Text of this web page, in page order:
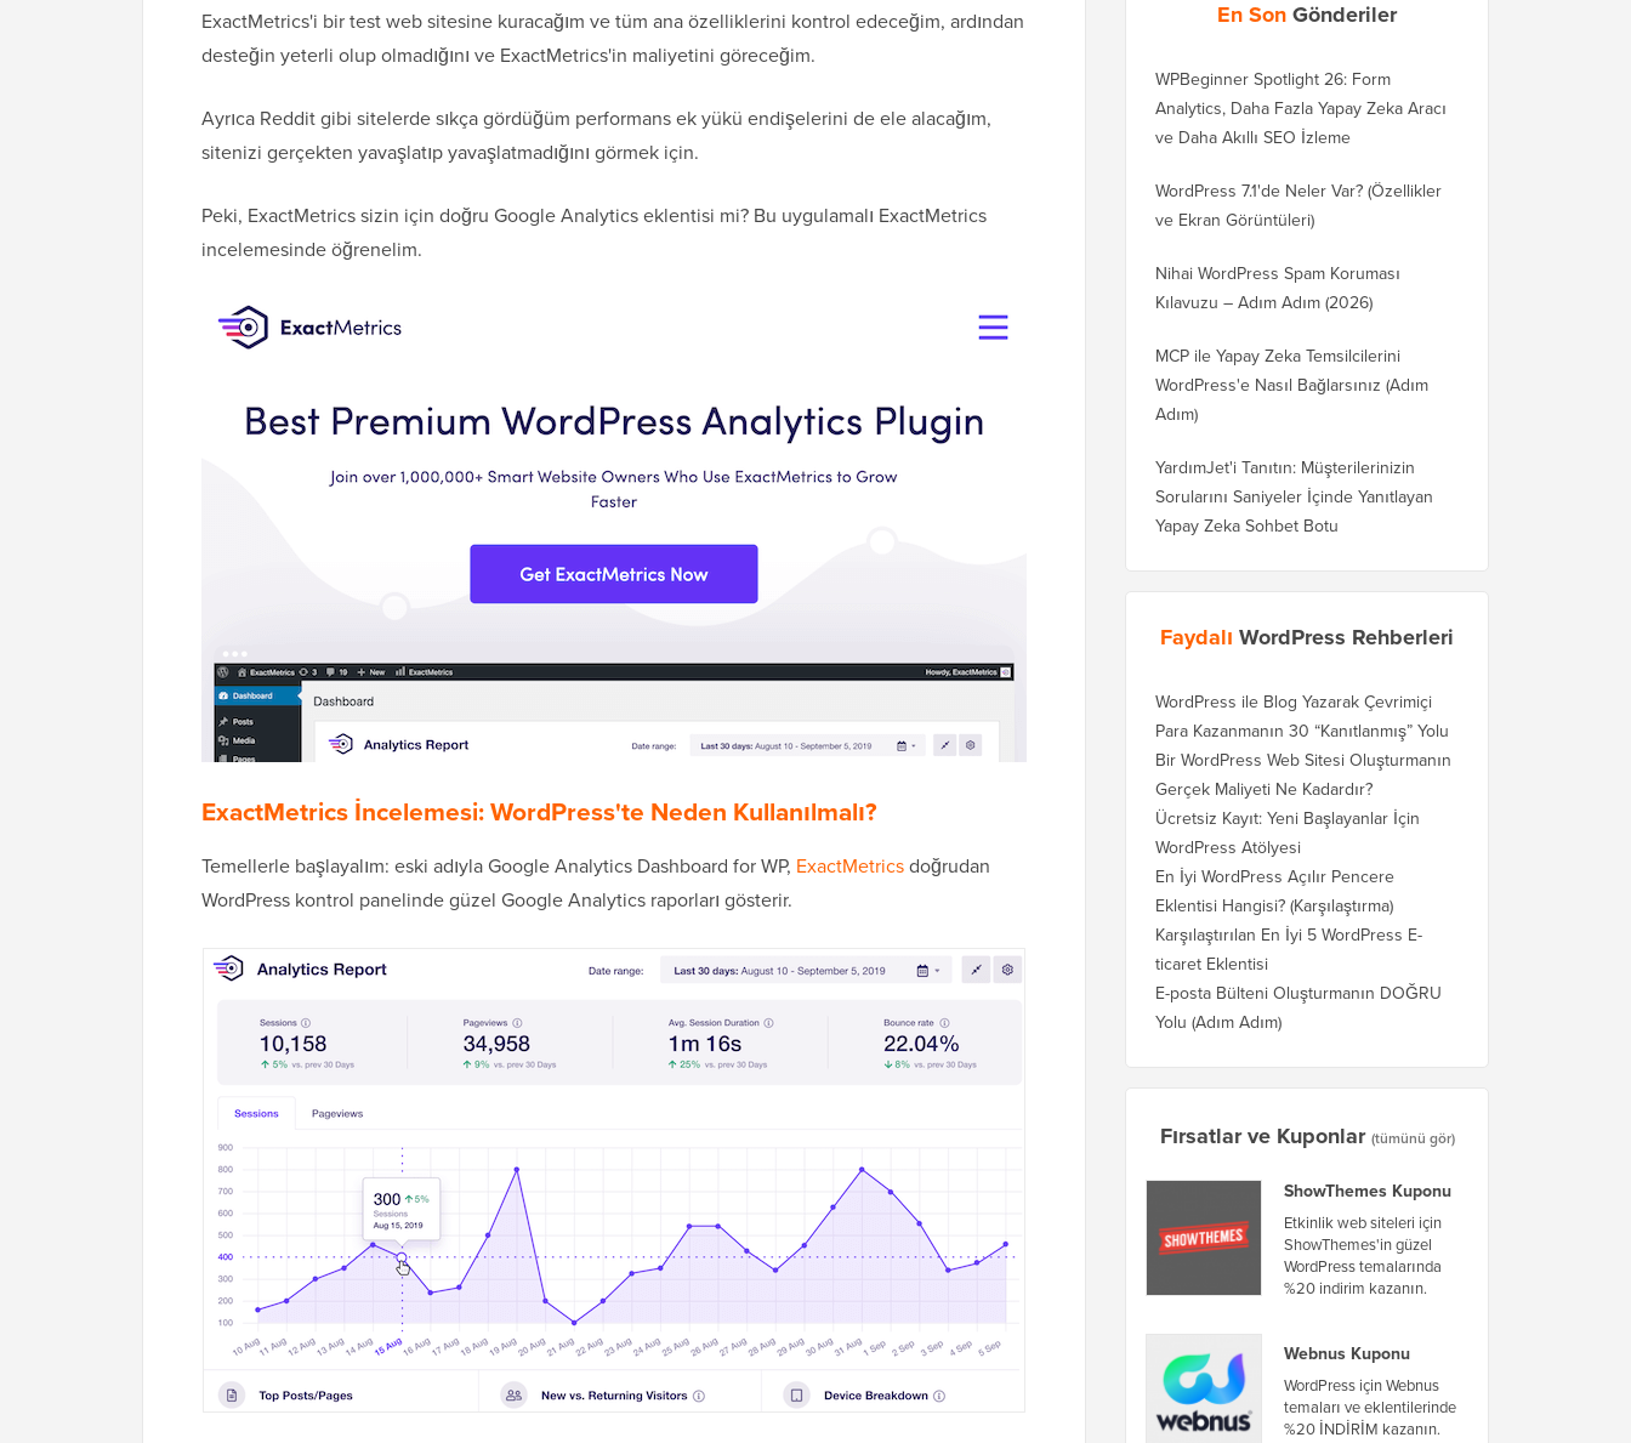
ExactMetrics'i bir test web sitesine kuracağım ve tüm ana özelliklerini kontrol edeceğim, ardından
desteğin yeterli olup olmadığını ve ExactMetrics'in maliyetini göreceğim.
Ayrıca Reddit gibi sitelerde sıkça gördüğüm performans ek yükü endişelerini de ele alacağım,
sitenizi gerçekten yavaşlatıp yavaşlatmadığını görmek için.
Peki, ExactMetrics sizin için doğru Google Analytics eklentisi mi? Bu uygulamalı ExactMetrics
incelemesinde öğrenelim.
ExactMetrics İncelemesi: WordPress'te Neden Kullanılmalı?
Temellerle başlayalım: eski adıyla Google Analytics Dashboard for WP, ExactMetricsdoğrudan
WordPress kontrol panelinde güzel Google Analytics raporları gösterir.
En SonGönderiler
WPBeginner Spotlight 26: Form
Analytics, Daha Fazla Yapay Zeka Aracı
ve Daha Akıllı SEO İzleme
WordPress 7.1'de Neler Var? (Özellikler
ve Ekran Görüntüleri)
Nihai WordPress Spam Koruması
Kılavuzu – Adım Adım (2026)
MCP ile Yapay Zeka Temsilcilerini
WordPress'e Nasıl Bağlarsınız (Adım
Adım)
YardımJet'i Tanıtın: Müşterilerinizin
Sorularını Saniyeler İçinde Yanıtlayan
Yapay Zeka Sohbet Botu
Faydalı WordPress Rehberleri
WordPress ile Blog Yazarak Çevrimiçi
Para Kazanmanın 30 “Kanıtlanmış” Yolu
Bir WordPress Web Sitesi Oluşturmanın
Gerçek Maliyeti Ne Kadardır?
Ücretsiz Kayıt: Yeni Başlayanlar İçin
WordPress Atölyesi
En İyi WordPress Açılır Pencere
Eklentisi Hangisi? (Karşılaştırma)
Karşılaştırılan En İyi 5 WordPress E-
ticaret Eklentisi
E-posta Bülteni Oluşturmanın DOĞRU
Yolu (Adım Adım)
Fırsatlar ve Kuponlar (tümünü gör)
ShowThemes Kuponu
Etkinlik web siteleri için
ShowThemes'in güzel
WordPress temalarında
%20 indirim kazanın.
Webnus Kuponu
WordPress için Webnus
temaları ve eklentilerinde
%20 İNDİRİM kazanın.